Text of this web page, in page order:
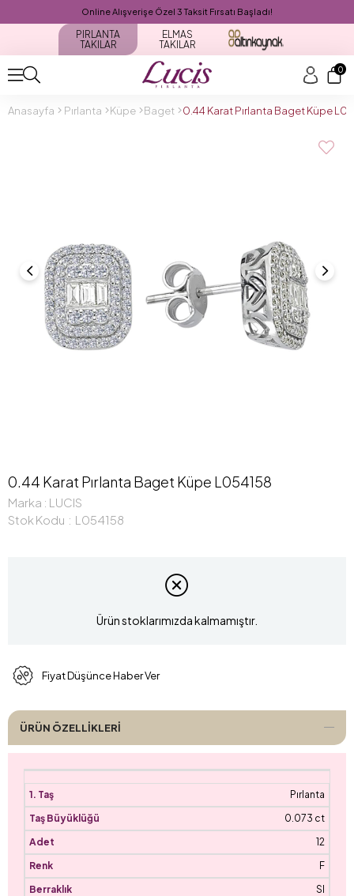
Online Alışverişe Özel 3 Taksit Fırsatı Başladı!
PIRLANTA
TAKILAR
ELMAS
TAKILAR
0
Anasayfa Pırlanta Küpe Baget 0.44 Karat Pırlanta Baget Küpe
0.44 Karat Pırlanta Baget Küpe L054158
Marka : LUCIS
Stok Kodu
L054158
Ürün stoklarımızda kalmamıştır.
Fiyat Düşünce Haber Ver
ÜRÜN ÖZELLIKLERI
Pırlanta
0.073 ct
12
F
SI